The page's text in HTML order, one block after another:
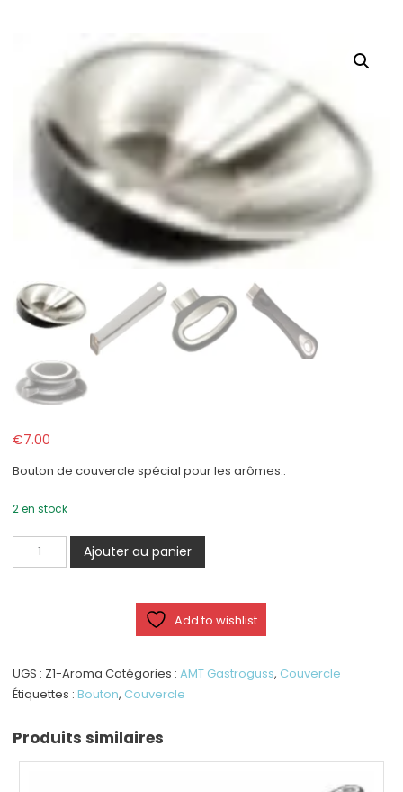
€7.00
Bouton de couvercle spécial pour les arômes..
2 en stock
quantité
de
arômes
Ajouter au panier
Add to wishlist
UGS : Z1-Aroma Catégories :AMT Gastroguss, Couvercle
Étiquettes :Bouton, Couvercle
Produits similaires